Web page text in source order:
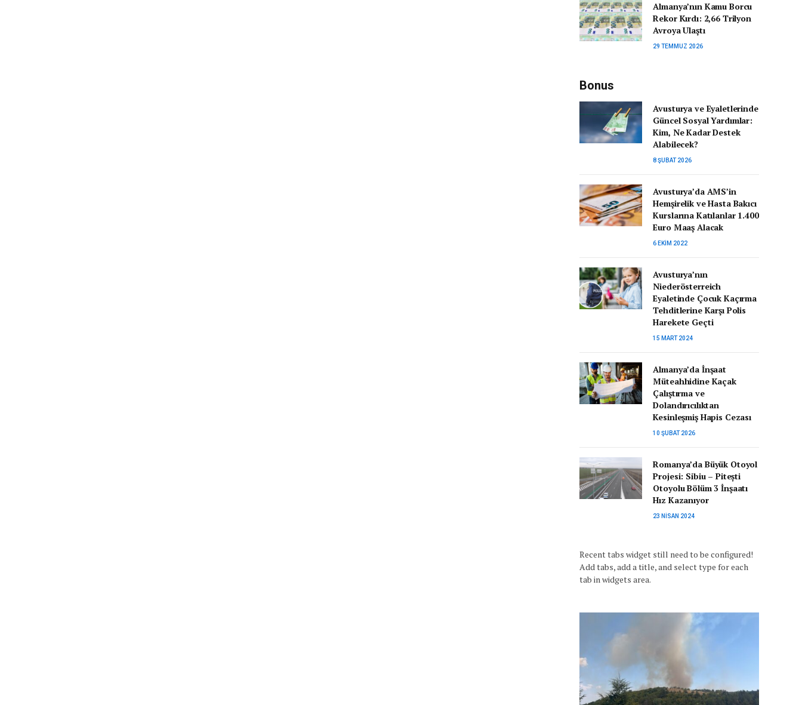
Almanya’nın Kamu Borcu
Rekor Kırdı: 2,66 Trilyon
Avroya Ulaştı
29 TEMMUZ 2026
Bonus
Avusturya ve Eyaletlerinde
Güncel Sosyal Yardımlar:
Kim, Ne Kadar Destek
Alabilecek?
8 ŞUBAT 2026
Avusturya’da AMS’in
Hemşirelik ve Hasta Bakıcı
Kurslarına Katılanlar 1.400
Euro Maaş Alacak
6 EKIM 2022
Avusturya’nın
Niederösterreich
Eyaletinde Çocuk Kaçırma
Tehditlerine Karşı Polis
Harekete Geçti
15 MART 2024
Almanya’da İnşaat
Müteahhidine Kaçak
Çalıştırma ve
Dolandırıcılıktan
Kesinleşmiş Hapis Cezası
10 ŞUBAT 2026
Romanya’da Büyük Otoyol
Projesi: Sibiu – Pitești
Otoyolu Bölüm 3 İnşaatı
Hız Kazanıyor
23 NISAN 2024
Recent tabs widget still need to be configured!
Add tabs, add a title, and select type for each
tab in widgets area.